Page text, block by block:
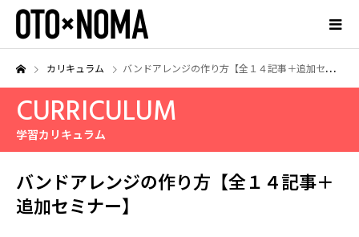
カリキュラム バンドアレンジの作り方【全１４記事＋追加セミナー】
CURRICULUM
学習カリキュラム
バンドアレンジの作り方【全１４記事＋
追加セミナー】